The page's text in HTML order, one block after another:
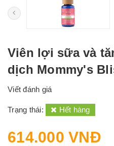
Viên lợi sữa và
dịch Mommy's
Viết đánh giá
Trạng thái: Hết hàng
614.000 VNĐ